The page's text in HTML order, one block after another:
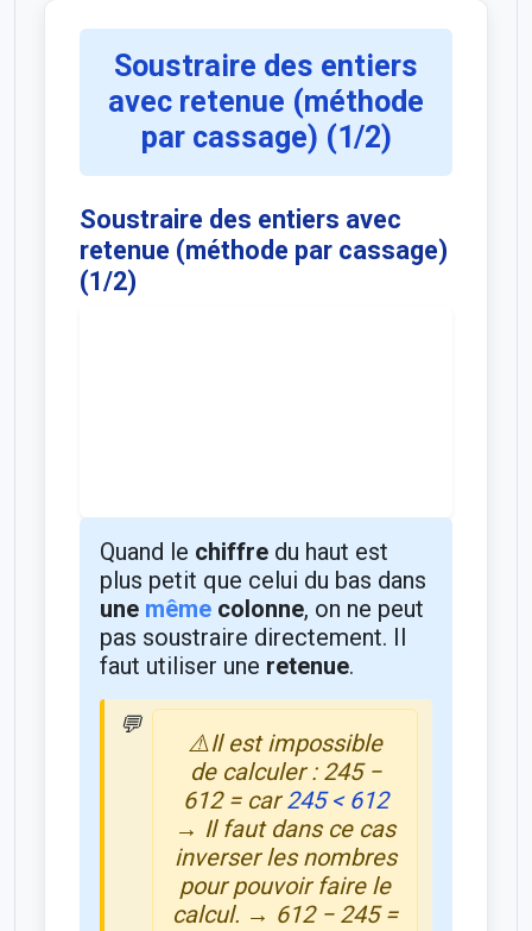
Soustraire des entiers
avec retenue (méthode
par cassage) (1/2)
Soustraire des entiers avec
retenue (méthode par cassage)
(1/2)
Quand le chiffredu haut est
plus petit que celui du bas dans
une mêmecolonne, on ne peut
pas soustraire directement. Il
faut utiliser une retenue.
⚠️Il est impossible
de calculer : 245 −
612 = car245 < 612
→ Il faut dans ce cas
inverser les nombres
pour pouvoir faire le
calcul. → 612 − 245 =